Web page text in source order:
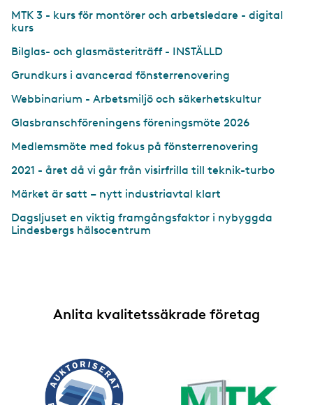
MTK 3 - kurs för montörer och arbetsledare - digital
kurs
Bilglas- och glasmästeriträff - INSTÄLLD
Grundkurs i avancerad fönsterrenovering
Webbinarium - Arbetsmiljö och säkerhetskultur
Glasbranschföreningens föreningsmöte 2026
Medlemsmöte med fokus på fönsterrenovering
2021 - året då vi går från visirfrilla till teknik-turbo
Märket är satt – nytt industriavtal klart
Dagsljuset en viktig framgångsfaktor i nybyggda
Lindesbergs hälsocentrum
Anlita kvalitetssäkrade företag